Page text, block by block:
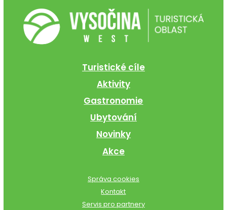
Turistické cíle
Aktivity
Gastronomie
Ubytování
Novinky
Akce
Správa cookies
Kontakt
Servis pro partnery